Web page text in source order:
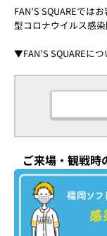
FAN’S SQUAREでは
型コロナウイルス感
▼FAN’S SQUAREに
ご来場・観戦時